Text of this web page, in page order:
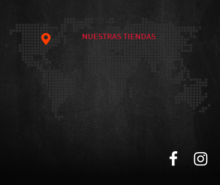
NUESTRAS TIENDAS